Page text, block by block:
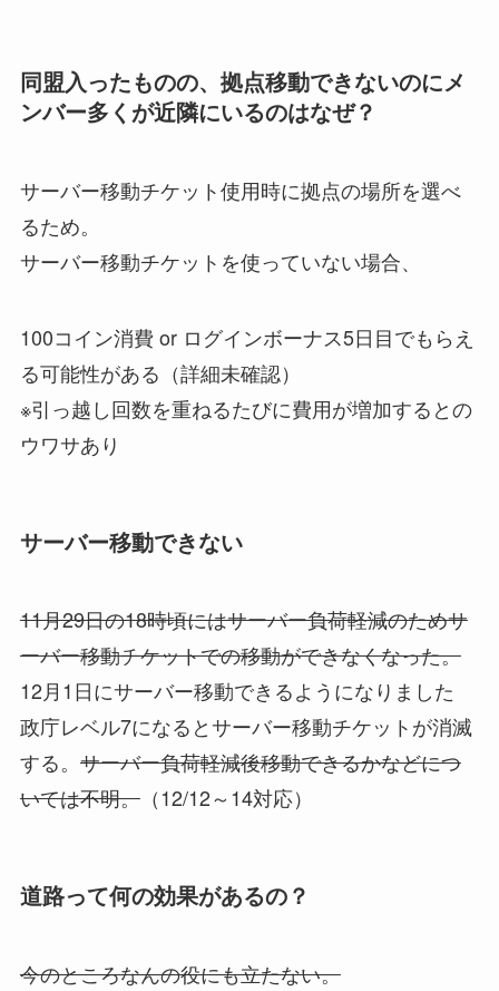
同盟入ったものの、拠点移動できないのにメ
ンバー多くが近隣にいるのはなぜ？
サーバー移動チケット使用時に拠点の場所を選べ
るため。
サーバー移動チケットを使っていない場合、
100コイン消費 or ログインボーナス5日目でもらえ
る可能性がある（詳細未確認）
※引っ越し回数を重ねるたびに費用が増加するとの
ウワサあり
サーバー移動できない
11月29日の18時頃にはサーバー負荷軽減のためサ
ーバー移動チケットでの移動ができなくなった。
12月1日にサーバー移動できるようになりました
政庁レベル7になるとサーバー移動チケットが消滅
する。 サーバー負荷軽減後移動できるかなどにつ
いては不明。（12/12～14対応）
道路って何の効果があるの？
今のところなんの役にも立たない。